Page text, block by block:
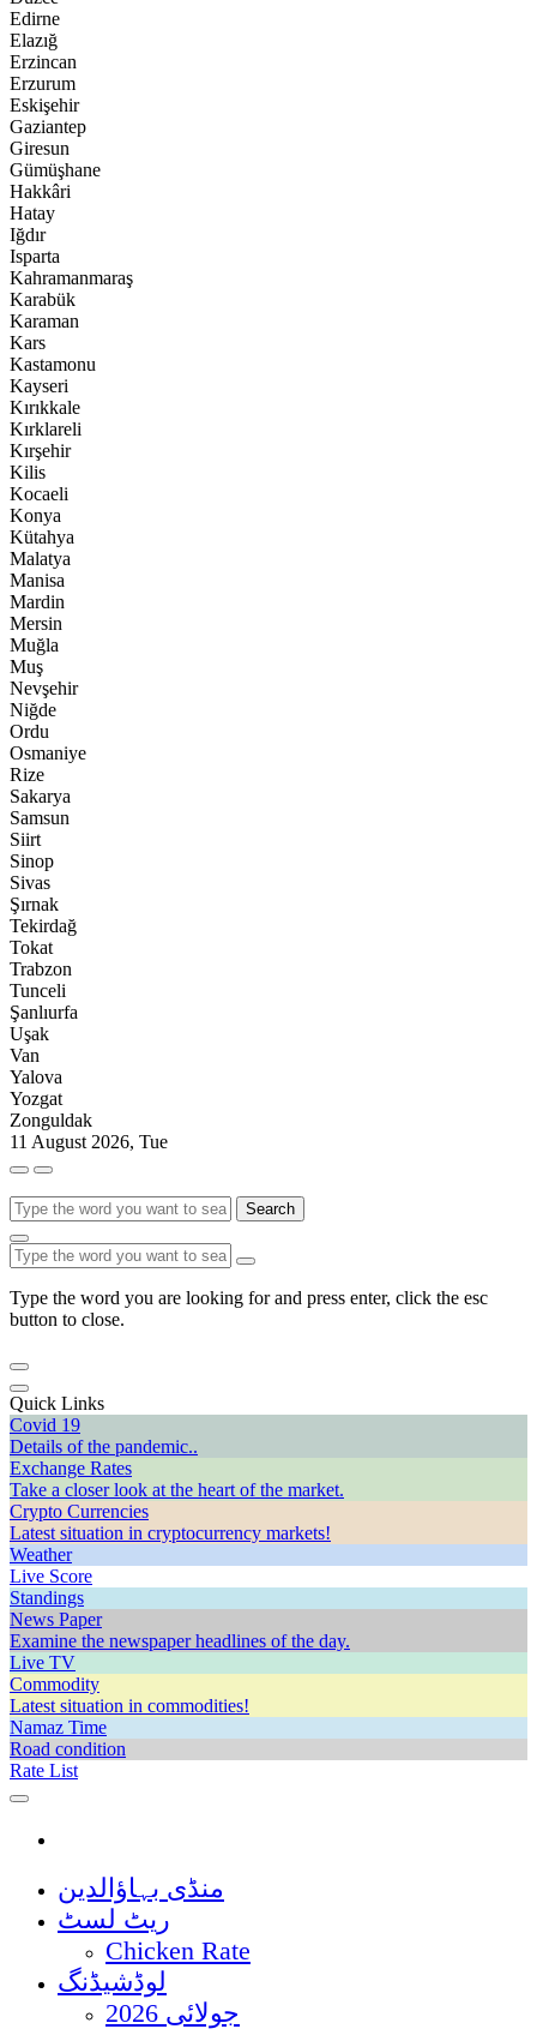
Edirne
Elazığ
Erzincan
Erzurum
Eskişehir
Gaziantep
Giresun
Gümüşhane
Hakkâri
Hatay
Iğdır
Isparta
Kahramanmaraş
Karabük
Karaman
Kars
Kastamonu
Kayseri
Kırıkkale
Kırklareli
Kırşehir
Kilis
Kocaeli
Konya
Kütahya
Malatya
Manisa
Mardin
Mersin
Muğla
Muş
Nevşehir
Niğde
Ordu
Osmaniye
Rize
Sakarya
Samsun
Siirt
Sinop
Sivas
Şırnak
Tekirdağ
Tokat
Trabzon
Tunceli
Şanlıurfa
Uşak
Van
Yalova
Yozgat
Zonguldak
11 August 2026, Tue
Search
Type the word you are looking for and press enter, click the esc
button to close.
Quick Links
Covid 19
Details of the pandemic..
Exchange Rates
Take a closer look at the heart of the market.
Crypto Currencies
Latest situation in cryptocurrency markets!
Weather
Live Score
Standings
News Paper
Examine the newspaper headlines of the day.
Live TV
Commodity
Latest situation in commodities!
Namaz Time
Road condition
Rate List
منڈی بہاؤالدین
ریٹ لسٹ
Chicken Rate
لوڈشیڈنگ
جولائی 2026